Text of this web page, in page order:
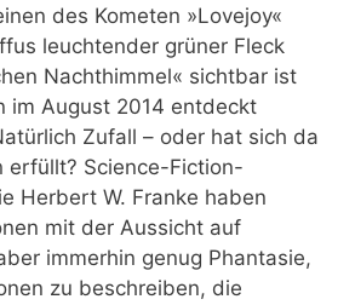
des Kometen »Lovejoy«
leuchtender grüner Fleck
Nachthimmel« sichtbar ist
im August 2014 entdeckt
Zufall – oder hat sich da
erfüllt? Science-Fiction-
Herbert W. Franke haben
mit der Aussicht auf
immerhin genug Phantasie,
zu beschreiben, die